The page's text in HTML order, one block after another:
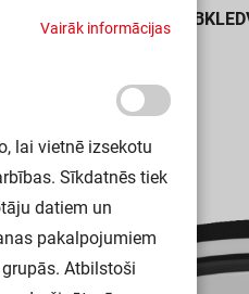
CIRCLE460 RGBTW
Vairāk informācijas
lai vietnē izsekotu
Sīkdatnēs tiek
datiem un
pakalpojumiem
Atbilstoši